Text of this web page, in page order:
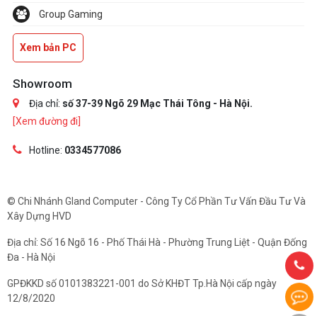
Group Gaming
Xem bản PC
Showroom
Địa chỉ: số 37-39 Ngõ 29 Mạc Thái Tông - Hà Nội.
[Xem đường đi]
Hotline: 0334577086
© Chi Nhánh Gland Computer - Công Ty Cổ Phần Tư Vấn Đầu Tư Và
Xây Dựng HVD
Địa chỉ: Số 16 Ngõ 16 - Phố Thái Hà - Phường Trung Liệt - Quận Đống
Đa - Hà Nội
GPĐKKD số 0101383221-001 do Sở KHĐT Tp.Hà Nội cấp ngày
12/8/2020